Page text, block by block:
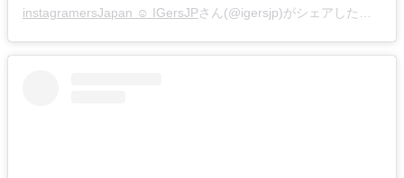
instagramersJapan ☺︎ IGersJPさん(@igersjp)がシェアした投稿 –